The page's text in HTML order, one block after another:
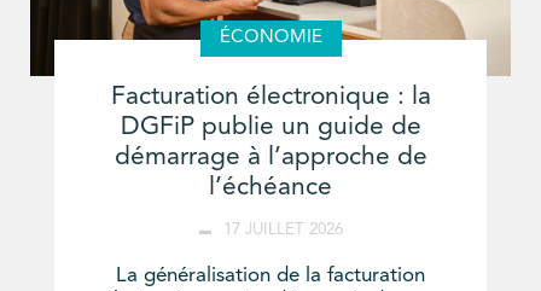
ÉCONOMIE
Facturation électronique : la
DGFiP publie un guide de
démarrage à l’approche de
l’échéance
17 JUILLET 2026
La généralisation de la facturation